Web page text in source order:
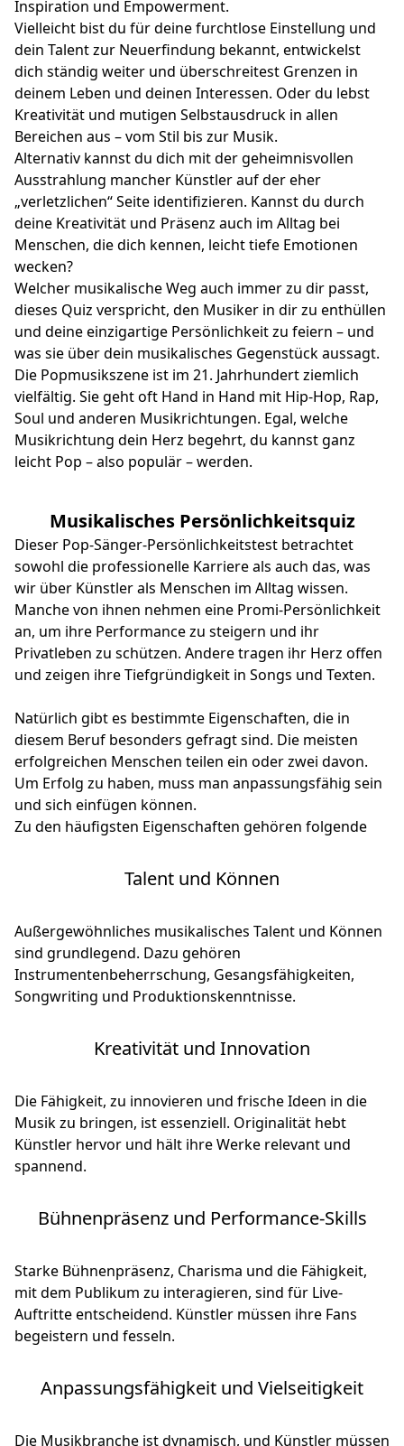
Inspiration und Empowerment.
Vielleicht bist du für deine furchtlose Einstellung und
dein Talent zur Neuerfindung bekannt, entwickelst
dich ständig weiter und überschreitest Grenzen in
deinem Leben und deinen Interessen. Oder du lebst
Kreativität und mutigen Selbstausdruck in allen
Bereichen aus – vom Stil bis zur Musik.
Alternativ kannst du dich mit der geheimnisvollen
Ausstrahlung mancher Künstler auf der eher
„verletzlichen“ Seite identifizieren. Kannst du durch
deine Kreativität und Präsenz auch im Alltag bei
Menschen, die dich kennen, leicht tiefe Emotionen
wecken?
Welcher musikalische Weg auch immer zu dir passt,
dieses Quiz verspricht, den Musiker in dir zu enthüllen
und deine einzigartige Persönlichkeit zu feiern – und
was sie über dein musikalisches Gegenstück aussagt.
Die Popmusikszene ist im 21. Jahrhundert ziemlich
vielfältig. Sie geht oft Hand in Hand mit Hip-Hop, Rap,
Soul und anderen Musikrichtungen. Egal, welche
Musikrichtung dein Herz begehrt, du kannst ganz
leicht Pop – also populär – werden.
Musikalisches Persönlichkeitsquiz
Dieser Pop-Sänger-Persönlichkeitstest betrachtet
sowohl die professionelle Karriere als auch das, was
wir über Künstler als Menschen im Alltag wissen.
Manche von ihnen nehmen eine Promi-Persönlichkeit
an, um ihre Performance zu steigern und ihr
Privatleben zu schützen. Andere tragen ihr Herz offen
und zeigen ihre Tiefgründigkeit in Songs und Texten.
Natürlich gibt es bestimmte Eigenschaften, die in
diesem Beruf besonders gefragt sind. Die meisten
erfolgreichen Menschen teilen ein oder zwei davon.
Um Erfolg zu haben, muss man anpassungsfähig sein
und sich einfügen können.
Zu den häufigsten Eigenschaften gehören folgende
Talent und Können
Außergewöhnliches musikalisches Talent und Können
sind grundlegend. Dazu gehören
Instrumentenbeherrschung, Gesangsfähigkeiten,
Songwriting und Produktionskenntnisse.
Kreativität und Innovation
Die Fähigkeit, zu innovieren und frische Ideen in die
Musik zu bringen, ist essenziell. Originalität hebt
Künstler hervor und hält ihre Werke relevant und
spannend.
Bühnenpräsenz und Performance-Skills
Starke Bühnenpräsenz, Charisma und die Fähigkeit,
mit dem Publikum zu interagieren, sind für Live-
Auftritte entscheidend. Künstler müssen ihre Fans
begeistern und fesseln.
Anpassungsfähigkeit und Vielseitigkeit
Die Musikbranche ist dynamisch, und Künstler müssen